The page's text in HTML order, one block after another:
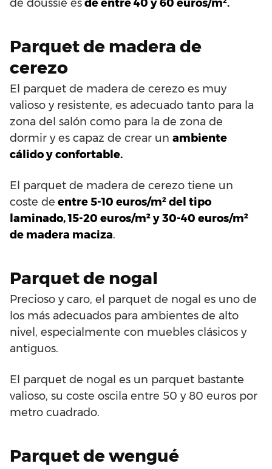
de doussié esde entre 40 y 60 euros/m².
Parquet de madera de
cerezo
El parquet de madera de cerezo es muy
valioso y resistente, es adecuado tanto para la
zona del salón como para la de zona de
dormir y es capaz de crear un ambiente
cálido y confortable.
El parquet de madera de cerezo tiene un
coste de entre 5-10 euros/m² del tipo
laminado, 15-20 euros/m² y 30-40 euros/m²
de madera maciza.
Parquet de nogal
Precioso y caro, el parquet de nogal es uno de
los más adecuados para ambientes de alto
nivel, especialmente con muebles clásicos y
antiguos.
El parquet de nogal es un parquet bastante
valioso, su coste oscila entre 50 y 80 euros por
metro cuadrado.
Parquet de wengué